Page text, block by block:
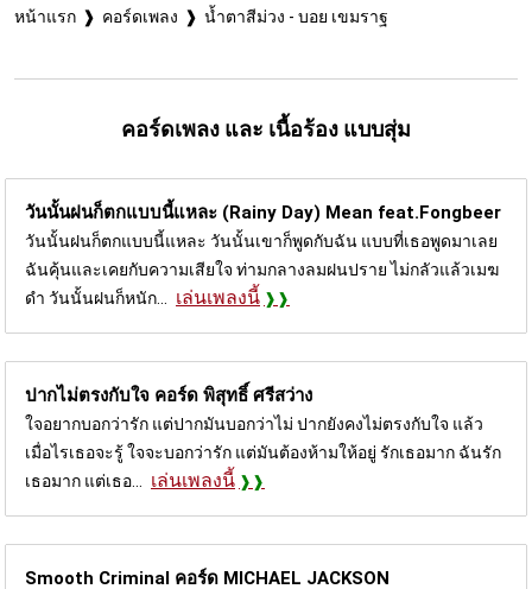
หน้าแรก คอร์ดเพลง น้ำตาสีม่วง - บอย เขมราฐ
คอร์ดเพลง และ เนื้อร้อง แบบสุ่ม
วันนั้นฝนก็ตกแบบนี้แหละ (Rainy Day) Mean feat.Fongbeer
วันนั้นฝนก็ตกแบบนี้แหละ วันนั้นเขาก็พูดกับฉัน แบบที่เธอพูดมาเลย
ฉันคุ้นและเคยกับความเสียใจ ท่ามกลางลมฝนปราย ไม่กลัวแล้วเมฆ
ดำ วันนั้นฝนก็หนัก...
เล่นเพลงนี้
ปากไม่ตรงกับใจ คอร์ด พิสุทธิ์ ศรีสว่าง
ใจอยากบอกว่ารัก แต่ปากมันบอกว่าไม่ ปากยังคงไม่ตรงกับใจ แล้ว
เมื่อไรเธอจะรู้ ใจจะบอกว่ารัก แต่มันต้องห้ามให้อยู่ รักเธอมาก ฉันรัก
เธอมาก แต่เธอ...
เล่นเพลงนี้
Smooth Criminal คอร์ด MICHAEL JACKSON